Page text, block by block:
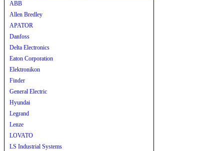
ABB
Allen Bredley
APATOR
Danfoss
Delta Electronics
Eaton Corporation
Elektronikon
Finder
General Electric
Hyundai
Legrand
Lenze
LOVATO
LS Industrial Systems